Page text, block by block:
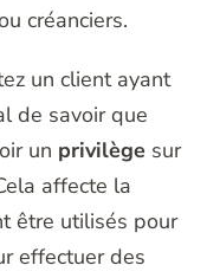
créanciers.
un client ayant
de savoir que
un privilège sur
affecte la
être utilisés pour
effectuer des